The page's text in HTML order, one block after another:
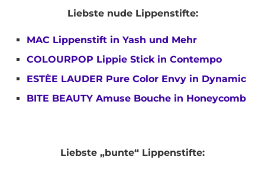
Liebste nude Lippenstifte:
MAC Lippenstift in Yash und Mehr
COLOURPOP Lippie Stick in Contempo
ESTÈE LAUDER Pure Color Envy in Dynamic
BITE BEAUTY Amuse Bouche in Honeycomb
Liebste „bunte“ Lippenstifte: